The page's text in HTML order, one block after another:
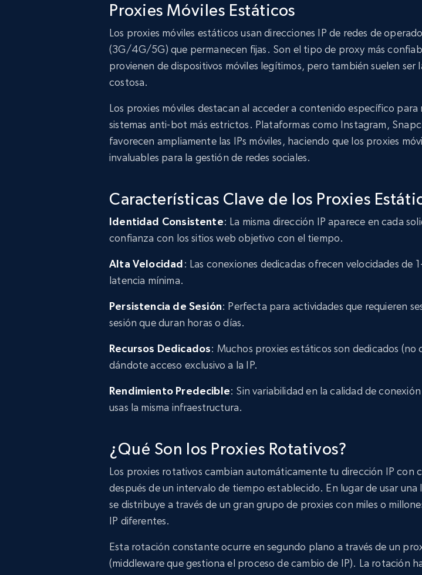
Proxies Móviles Estáticos
Los proxies móviles estáticos usan direcciones IP de redes de
(3G/4G/5G) que permanecen fijas. Son el tipo de proxy más
provienen de dispositivos móviles legítimos, pero también suelen ser
costosa.
Los proxies móviles destacan al acceder a contenido específico para
sistemas anti-bot más estrictos. Plataformas como Instagram,
favorecen ampliamente las IPs móviles, haciendo que los proxies
invaluables para la gestión de redes sociales.
Características Clave de los Proxies
Identidad Consistente: La misma dirección IP aparece en cada
confianza con los sitios web objetivo con el tiempo.
Alta Velocidad: Las conexiones dedicadas ofrecen velocidades de
latencia mínima.
Persistencia de Sesión: Perfecta para actividades que requieren
sesión que duran horas o días.
Recursos Dedicados: Muchos proxies estáticos son dedicados (no
dándote acceso exclusivo a la IP.
Rendimiento Predecible: Sin variabilidad en la calidad de
usas la misma infraestructura.
¿Qué Son los Proxies Rotativos?
Los proxies rotativos cambian automáticamente tu dirección IP con
después de un intervalo de tiempo establecido. En lugar de usar una
se distribuye a través de un gran grupo de proxies con miles o
IP diferentes.
Esta rotación constante ocurre en segundo plano a través de un
(middleware que gestiona el proceso de cambio de IP). La rotación